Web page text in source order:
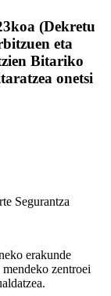
(Dekretu
eta
Bitariko
onetsi
Segurantza
erakunde
zentroei